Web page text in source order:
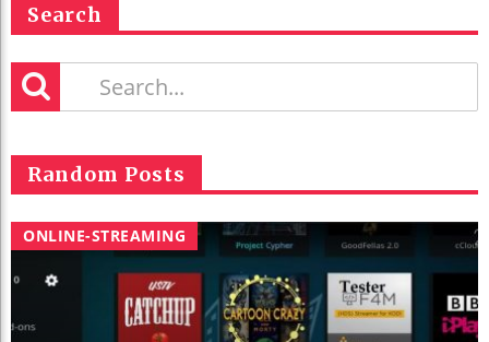
Search
Random Posts
ONLINE-STREAMING